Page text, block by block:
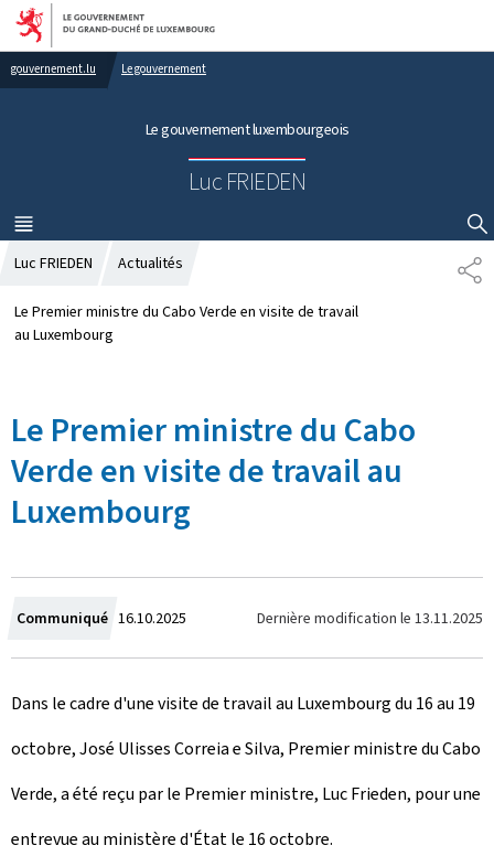
Aller au menu principal
Aller au contenu
gouvernement.lu Le gouvernement
Le gouvernement luxembourgeois
Luc FRIEDEN
MENU
PRINCIPAL
AFFICHER / MASQUER LA RECHERCHE
P
A
Luc FRIEDEN Actualités
Le Premier ministre du Cabo Verde en visite de travail
au Luxembourg
Le Premier ministre du Cabo
Verde en visite de travail au
Luxembourg
Communiqué C
r
é
e
l
e
16.10.2025 Dernière modification le 13.11.2025
Dans le cadre d'une visite de travail au Luxembourg du 16 au 19
octobre, José Ulisses Correia e Silva, Premier ministre du Cabo
Verde, a été reçu par le Premier ministre, Luc Frieden, pour une
entrevue au ministère d'État le 16 octobre.